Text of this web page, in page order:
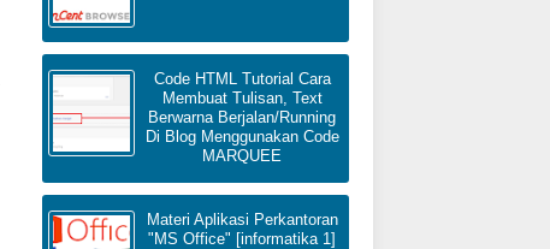
Code HTML Tutorial Cara
Membuat Tulisan, Text
Berwarna Berjalan/Running
Di Blog Menggunakan Code
MARQUEE
Materi Aplikasi Perkantoran
"MS Office" [informatika 1]